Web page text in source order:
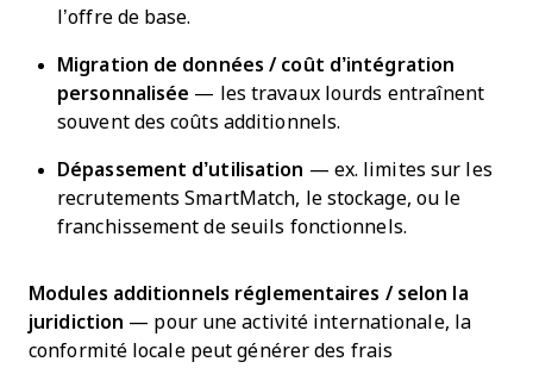
l’offre de base.
Migration de données / coût d’intégration
personnalisée — les travaux lourds entraînent
souvent des coûts additionnels.
Dépassement d’utilisation — ex. limites sur les
recrutements SmartMatch, le stockage, ou le
franchissement de seuils fonctionnels.
Modules additionnels réglementaires / selon la
juridiction — pour une activité internationale, la
conformité locale peut générer des frais